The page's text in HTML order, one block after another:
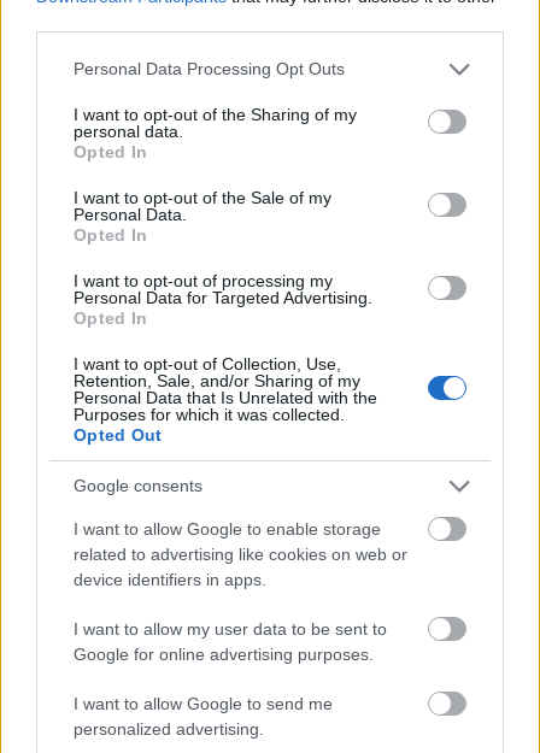
Please note that this website/app uses one or more Google
not limited to your visit or usage behaviour. You may click to
grant or deny consent to Google and its third-party tags to
use your data for below specified purposes in below Google
consent section.
Personal Data Processing Opt Outs
I want to opt-out of the Sharing of my
personal data.
Opted In
I want to opt-out of the Sale of my
Personal Data.
Opted In
I want to opt-out of processing my
Personal Data for Targeted Advertising.
Opted In
I want to opt-out of Collection, Use,
Retention, Sale, and/or Sharing of my
Personal Data that Is Unrelated with the
Purposes for which it was collected.
Opted Out
Google consents
I want to allow Google to enable storage
related to advertising like cookies on web or
device identifiers in apps.
I want to allow my user data to be sent to
Google for online advertising purposes.
I want to allow Google to send me
personalized advertising.
műemlékfelújítás
Történelmi táj, amelynek minden köve mesél –
megújul a tatai Angolkert
A projekt részeként megújulnak a területen található
műemlékek, köztük a különleges Műromok, valamint a közeli
Várkanyarban álló Nepomuki Szent János híd és szobor is.
M1 bővítés: már zajlik a teljesen új
Bicske Kelet csomópont építése